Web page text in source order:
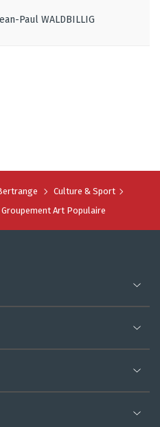
Paul WALDBILLIG
Culture & Sport
Groupement Art Populaire